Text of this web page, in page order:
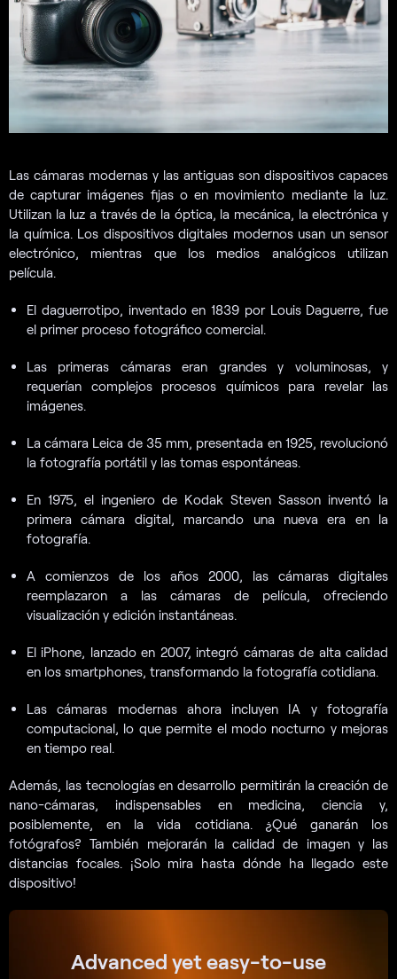
Las cámaras modernas y las antiguas son dispositivos capaces
de capturar imágenes fijas o en movimiento mediante la luz.
Utilizan la luz a través de la óptica, la mecánica, la electrónica y
la química. Los dispositivos digitales modernos usan un sensor
electrónico, mientras que los medios analógicos utilizan
película.
El daguerrotipo, inventado en 1839 por Louis Daguerre, fue
el primer proceso fotográfico comercial.
Las primeras cámaras eran grandes y voluminosas, y
requerían complejos procesos químicos para revelar las
imágenes.
La cámara Leica de 35 mm, presentada en 1925, revolucionó
la fotografía portátil y las tomas espontáneas.
En 1975, el ingeniero de Kodak Steven Sasson inventó la
primera cámara digital, marcando una nueva era en la
fotografía.
A comienzos de los años 2000, las cámaras digitales
reemplazaron a las cámaras de película, ofreciendo
visualización y edición instantáneas.
El iPhone, lanzado en 2007, integró cámaras de alta calidad
en los smartphones, transformando la fotografía cotidiana.
Las cámaras modernas ahora incluyen IA y fotografía
computacional, lo que permite el modo nocturno y mejoras
en tiempo real.
Además, las tecnologías en desarrollo permitirán la creación de
nano-cámaras, indispensables en medicina, ciencia y,
posiblemente, en la vida cotidiana. ¿Qué ganarán los
fotógrafos? También mejorarán la calidad de imagen y las
distancias focales. ¡Solo mira hasta dónde ha llegado este
dispositivo!
Advanced yet easy-to-use